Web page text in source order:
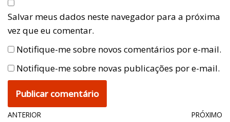
Salvar meus dados neste navegador para a próxima
vez que eu comentar.
Notifique-me sobre novos comentários por e-mail.
Notifique-me sobre novas publicações por e-mail.
ANTERIOR PRÓXIMO